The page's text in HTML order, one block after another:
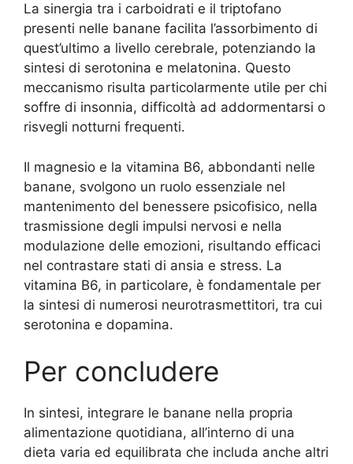
La sinergia tra i carboidrati e il triptofano
presenti nelle banane facilita l’assorbimento di
quest’ultimo a livello cerebrale, potenziando la
sintesi di serotonina e melatonina. Questo
meccanismo risulta particolarmente utile per chi
soffre di insonnia, difficoltà ad addormentarsi o
risvegli notturni frequenti.
Il magnesio e la vitamina B6, abbondanti nelle
banane, svolgono un ruolo essenziale nel
mantenimento del benessere psicofisico, nella
trasmissione degli impulsi nervosi e nella
modulazione delle emozioni, risultando efficaci
nel contrastare stati di ansia e stress. La
vitamina B6, in particolare, è fondamentale per
la sintesi di numerosi neurotrasmettitori, tra cui
serotonina e dopamina.
Per concludere
In sintesi, integrare le banane nella propria
alimentazione quotidiana, all’interno di una
dieta varia ed equilibrata che includa anche altri